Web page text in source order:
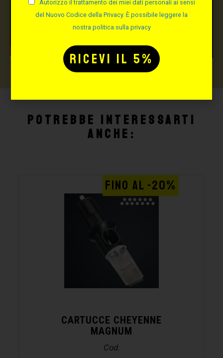
Potrebbe interessarti
anche:
CARTUCCE CHEYENNE
MAGNUM
Cod.
FINO AL -20%
Autorizzo il trattamento dei miei dati personali ai sensi
del Nuovo Codice della Privacy. È possibile leggere la
nostra politica sulla privacy